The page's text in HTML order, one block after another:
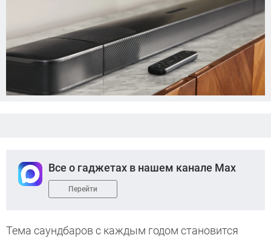
Все о гаджетах в нашем канале Max
Перейти
Тема саундбаров с каждым годом становится